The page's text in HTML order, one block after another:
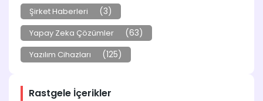
Şirket Haberleri (3)
Yapay Zeka Çözümler (63)
Yazılım Cihazları (125)
Rastgele İçerikler